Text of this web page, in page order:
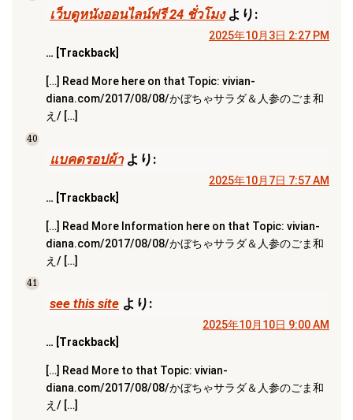
เว็บดูหนังออนไลน์ฟรี 24 ชั่วโมง より:
2025年10月3日 2:27 PM
… [Trackback]
[…] Read More here on that Topic: vivian-
diana.com/2017/08/08/かぼちゃサラダ＆人参のごま和
え/ […]
40
แบคดรอปผ้า より:
2025年10月7日 7:57 AM
… [Trackback]
[…] Read More Information here on that Topic: vivian-
diana.com/2017/08/08/かぼちゃサラダ＆人参のごま和
え/ […]
41
see this site より:
2025年10月10日 9:00 AM
… [Trackback]
[…] Read More to that Topic: vivian-
diana.com/2017/08/08/かぼちゃサラダ＆人参のごま和
え/ […]